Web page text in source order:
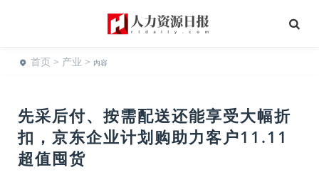
首页 > 产业 > 内容
先采后付、按需配送还能享受大幅折
扣，京东企业计划购助力客户11.11
超值囤货